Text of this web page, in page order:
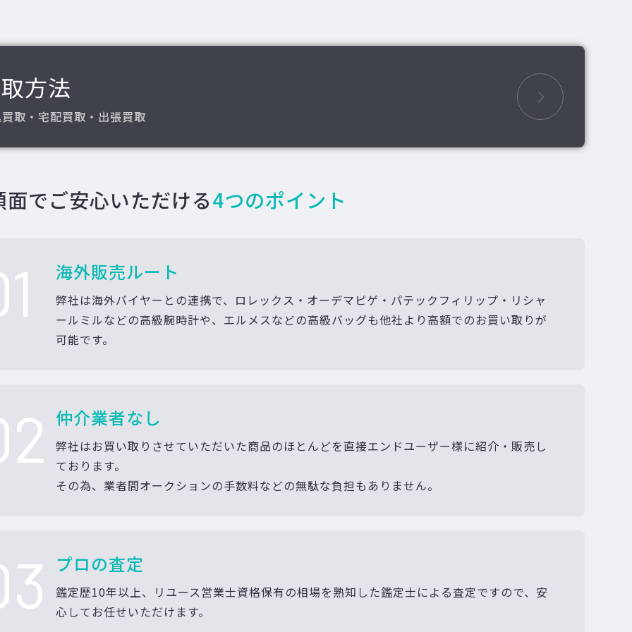
方法
取・宅配買取・出張買取
面でご安心いただける4つのポイント
海外販売ルート
弊社は海外バイヤーとの連携で、ロレックス・オーデマピゲ・パテックフィリップ・リシャ
ールミルなどの高級腕時計や、エルメスなどの高級バッグも他社より高額でのお買い取りが
可能です。
仲介業者なし
弊社はお買い取りさせていただいた商品のほとんどを直接エンドユーザー様に紹介・販売し
ております。
その為、業者間オークションの手数料などの無駄な負担もありません。
プロの査定
鑑定歴10年以上、リユース営業士資格保有の相場を熟知した鑑定士による査定ですので、安
心してお任せいただけます。